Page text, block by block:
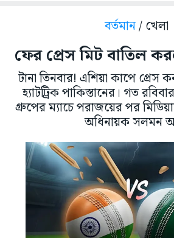
বর্তমান/ খেলা
ফের প্রেস মিট বাতিল
টানা তিনবার! এশিয়া কাপে প্রেস
হ্যাটট্রিক পাকিস্তানের। গত
গ্রুপের ম্যাচে পরাজয়ের পর
অধিনায়ক সলমন